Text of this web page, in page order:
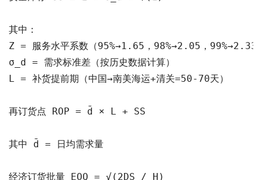
其中：
Z = 服务水平系数（95%→1.65，98%→2.05，99%→2.33
σ_d = 需求标准差（按历史数据计算）
L = 补货提前期（中国→南美海运+清关=50-70天）
再订货点 ROP = d̄ × L + SS
其中 d̄ = 日均需求量
经济订货批量 EOQ = √(2DS / H)